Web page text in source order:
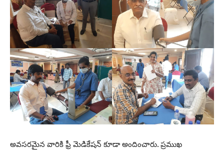
అవసరమైన వారికి ఫ్రీ మెడికేషన్ కూడా అందించారు. ప్రముఖ